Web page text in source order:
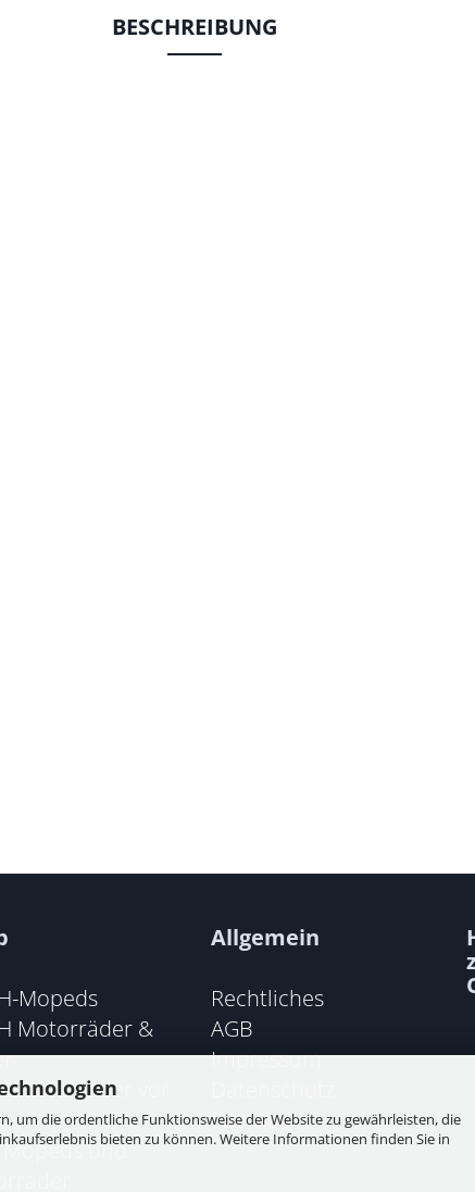
um die ordentliche Funktionsweise der Website zu gewährleisten, die
bieten zu können. Weitere Informationen finden Sie in
BESCHREIBUNG
Mopeds
Motorräder &
Motorräder vor
Mopeds und
Allgemein
Rechtliches
AGB
Impressum
Sitemap